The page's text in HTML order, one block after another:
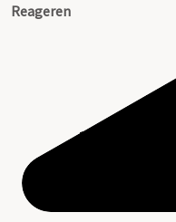
Reageren